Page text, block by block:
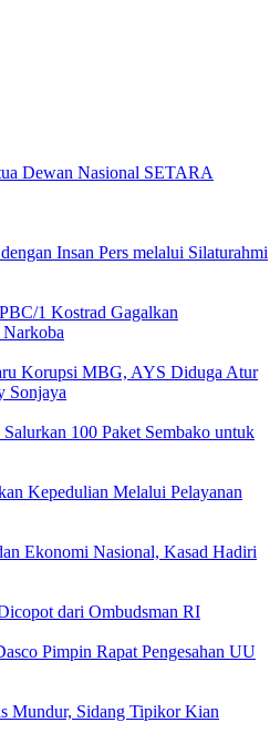
Dewan Nasional SETARA
Insan Pers melalui Silaturahmi
1 Kostrad Gagalkan
Korupsi MBG, AYS Diduga Atur
Sonjaya
100 Paket Sembako untuk
Kepedulian Melalui Pelayanan
Ekonomi Nasional, Kasad Hadiri
dari Ombudsman RI
Pimpin Rapat Pengesahan UU
Mundur, Sidang Tipikor Kian